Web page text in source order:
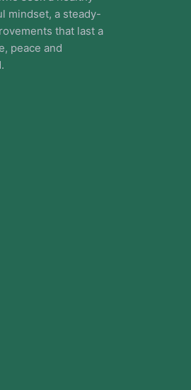
mindset, a steady-
that last a
peace and